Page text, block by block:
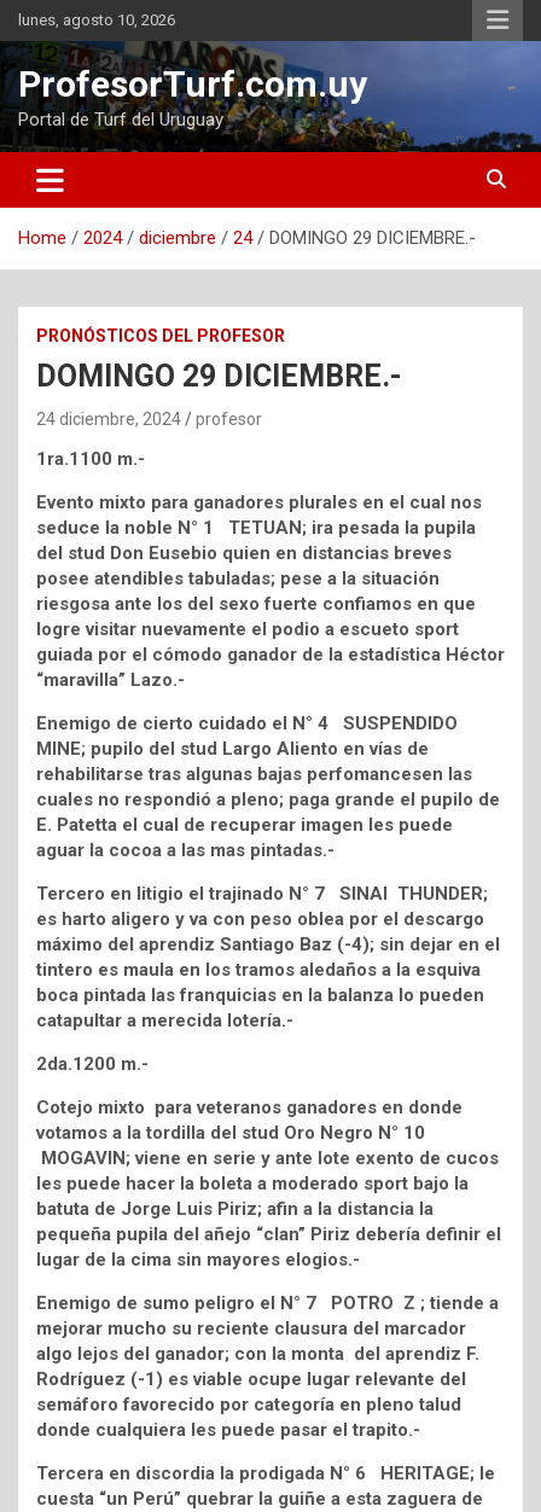
Skip
to
content
lunes, agosto 10, 2026
ProfesorTurf.com.uy
Portal de Turf del Uruguay
Home 2024 diciembre 24 DOMINGO 29 DICIEMBRE.-
PRONÓSTICOS DEL PROFESOR
DOMINGO 29 DICIEMBRE.-
24 diciembre, 2024 profesor
1ra.1100 m.-
Evento mixto para ganadores plurales en el cual nos
seduce la noble N° 1 TETUAN; ira pesada la pupila
del stud Don Eusebio quien en distancias breves
posee atendibles tabuladas; pese a la situación
riesgosa ante los del sexo fuerte confiamos en que
logre visitar nuevamente el podio a escueto sport
guiada por el cómodo ganador de la estadística Héctor
“maravilla” Lazo.-
Enemigo de cierto cuidado el N° 4 SUSPENDIDO
MINE; pupilo del stud Largo Aliento en vías de
rehabilitarse tras algunas bajas perfomancesen las
cuales no respondió a pleno; paga grande el pupilo de
E. Patetta el cual de recuperar imagen les puede
aguar la cocoa a las mas pintadas.-
Tercero en litigio el trajinado N° 7 SINAI THUNDER;
es harto aligero y va con peso oblea por el descargo
máximo del aprendiz Santiago Baz (-4); sin dejar en el
tintero es maula en los tramos aledaños a la esquiva
boca pintada las franquicias en la balanza lo pueden
catapultar a merecida lotería.-
2da.1200 m.-
Cotejo mixto para veteranos ganadores en donde
votamos a la tordilla del stud Oro Negro N° 10
MOGAVIN; viene en serie y ante lote exento de cucos
les puede hacer la boleta a moderado sport bajo la
batuta de Jorge Luis Piriz; afin a la distancia la
pequeña pupila del añejo “clan” Piriz debería definir el
lugar de la cima sin mayores elogios.-
Enemigo de sumo peligro el N° 7 POTRO Z ; tiende a
mejorar mucho su reciente clausura del marcador
algo lejos del ganador; con la monta del aprendiz F.
Rodríguez (-1) es viable ocupe lugar relevante del
semáforo favorecido por categoría en pleno talud
donde cualquiera les puede pasar el trapito.-
Tercera en discordia la prodigada N° 6 HERITAGE; le
cuesta “un Perú” quebrar la guiñe a esta zaguera de